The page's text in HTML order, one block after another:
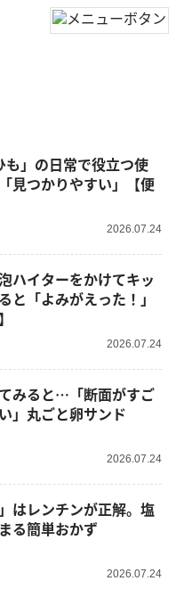
も」の日常で役立つ使
見つかりやすい」【便
2026.07.24
ハイターをかけてキッ
と「よみがえった！」
2026.07.24
みると…「断面がすご
」丸ごと卵サンド
2026.07.24
はレンチンが正解。塩
る簡単おかず
2026.07.24